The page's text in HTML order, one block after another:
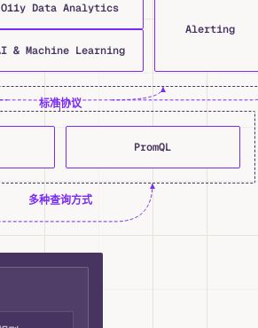
O11y Data Analytics
& Machine Learning
Alerting
标准协议
PromQL
多种查询方式